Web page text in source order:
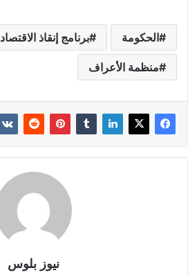
الحكومة برنامج إنقاذ الاقتصاد
منظمة الأعراف
نيوز بلوس